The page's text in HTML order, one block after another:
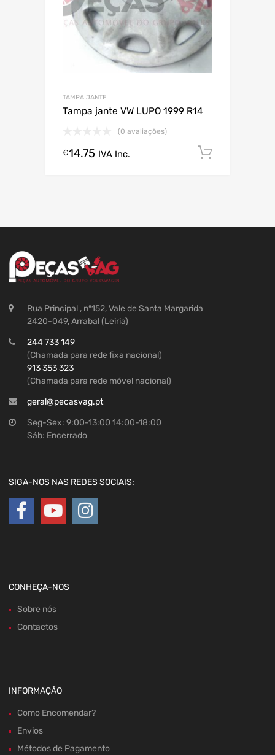
TAMPA JANTE
Tampa jante VW LUPO 1999 R14
(0 avaliações)
€14.75 IVA Inc.
Rua Principal , nº152, Vale de Santa Margarida
2420-049, Arrabal (Leiria)
244 733 149
(Chamada para rede fixa nacional)
913 353 323
(Chamada para rede móvel nacional)
geral@pecasvag.pt
Seg-Sex: 9:00-13:00 14:00-18:00
Sáb: Encerrado
SIGA-NOS NAS REDES SOCIAIS:
CONHEÇA-NOS
Sobre nós
Contactos
INFORMAÇÃO
Como Encomendar?
Envios
Métodos de Pagamento